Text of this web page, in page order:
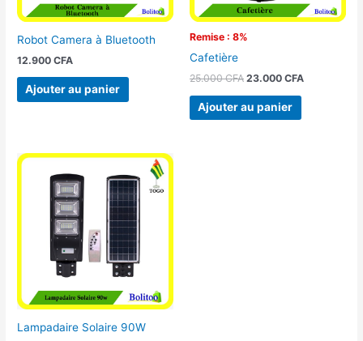
Robot Camera à Bluetooth
12.900CFA
Ajouter au panier
Remise : 8%
Cafetière
25.000CFA 23.000 CFA
Ajouter au panier
Lampadaire Solaire 90W